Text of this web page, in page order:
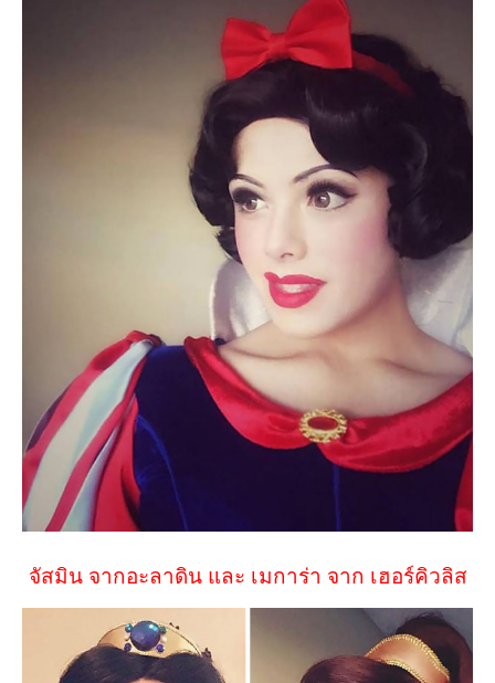
จัสมิน จากอะลาดิน และ เมการ่า จาก เฮอร์คิวลิส